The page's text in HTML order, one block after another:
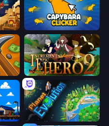
Capybara Clicker
Incremental Epic Hero 2
Planet Evolution: Idle Clicker